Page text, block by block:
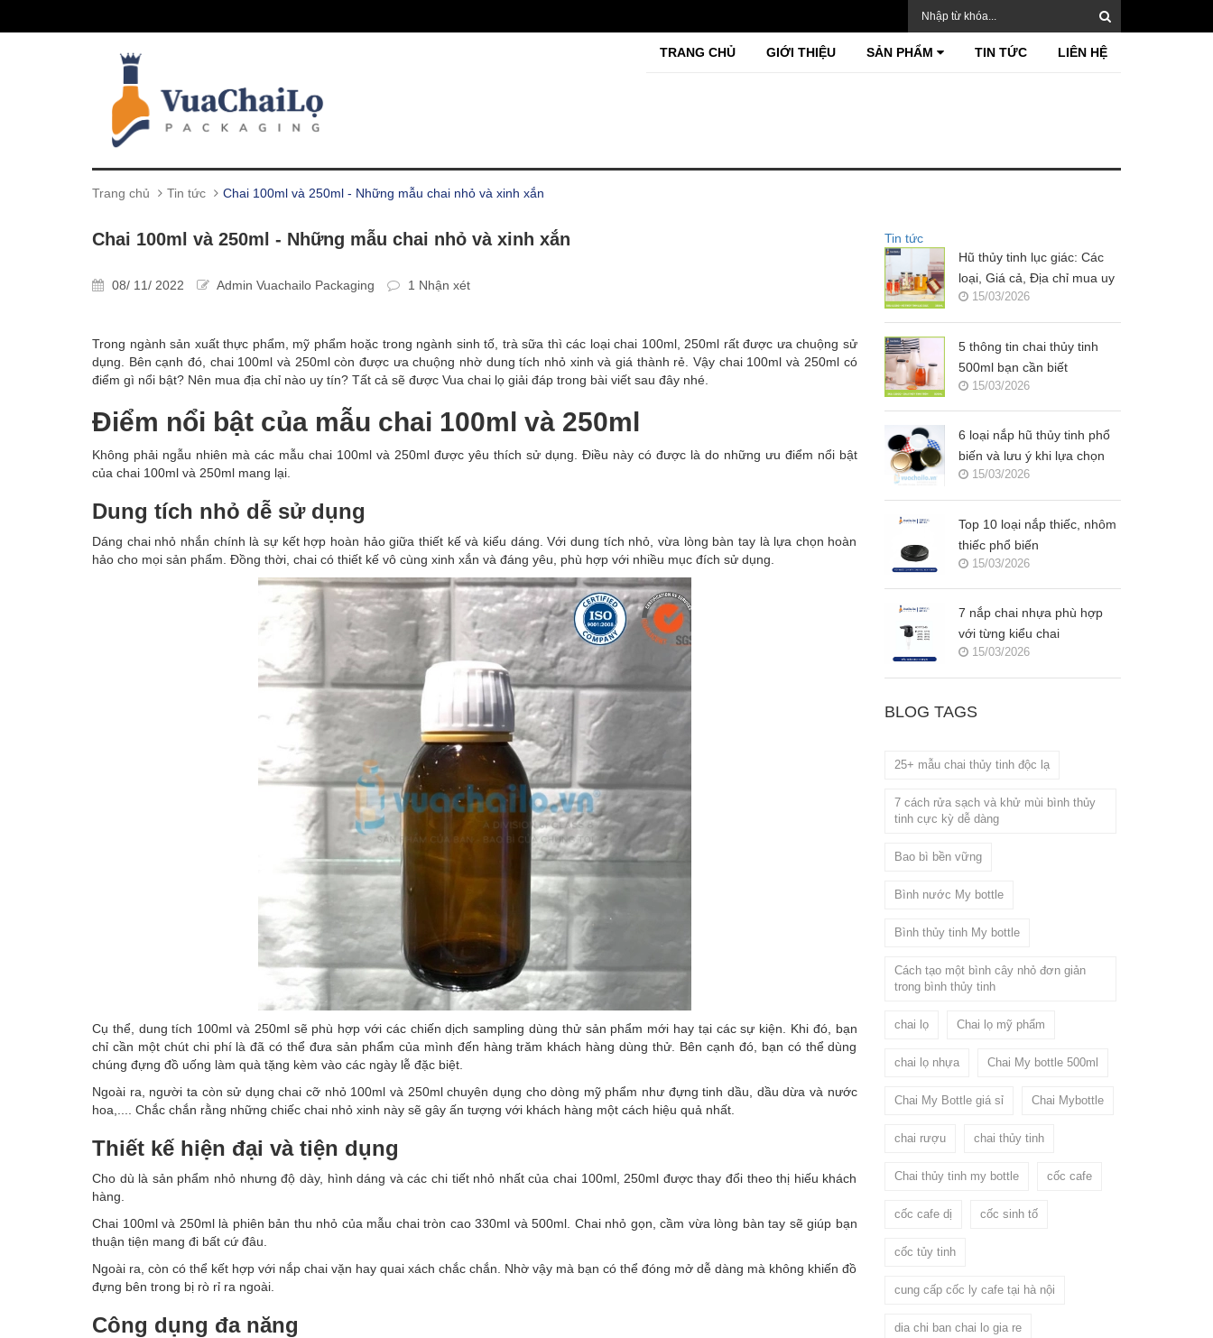
TRANG CHỦ GIỚI THIỆU SẢN PHẨM TIN TỨC LIÊN HỆ
Trang chủ Tin tức Chai 100ml và 250ml - Những mẫu chai nhỏ và xinh xắn
Chai 100ml và 250ml - Những mẫu chai nhỏ và xinh xắn
08/ 11/ 2022 Admin Vuachailo Packaging 1 Nhận xét
Trong ngành sản xuất thực phẩm, mỹ phẩm hoặc trong ngành sinh tố, trà sữa thì các loại chai 100ml, 250ml rất được ưa chuộng sử
dụng. Bên cạnh đó, chai 100ml và 250ml còn được ưa chuộng nhờ dung tích nhỏ xinh và giá thành rẻ. Vậy chai 100ml và 250ml có
điểm gì nổi bật? Nên mua địa chỉ nào uy tín? Tất cả sẽ được Vua chai lọ giải đáp trong bài viết sau đây nhé.
Điểm nổi bật của mẫu chai 100ml và 250ml
Không phải ngẫu nhiên mà các mẫu chai 100ml và 250ml được yêu thích sử dụng. Điều này có được là do những ưu điểm nổi bật
của chai 100ml và 250ml mang lại.
Dung tích nhỏ dễ sử dụng
Dáng chai nhỏ nhắn chính là sự kết hợp hoàn hảo giữa thiết kế và kiểu dáng. Với dung tích nhỏ, vừa lòng bàn tay là lựa chọn hoàn
hảo cho mọi sản phẩm. Đồng thời, chai có thiết kế vô cùng xinh xắn và đáng yêu, phù hợp với nhiều mục đích sử dụng.
Cụ thể, dung tích 100ml và 250ml sẽ phù hợp với các chiến dịch sampling dùng thử sản phẩm mới hay tại các sự kiện. Khi đó, bạn
chỉ cần một chút chi phí là đã có thể đưa sản phẩm của mình đến hàng trăm khách hàng dùng thử. Bên cạnh đó, bạn có thể dùng
chúng đựng đồ uống làm quà tặng kèm vào các ngày lễ đặc biệt.
Ngoài ra, người ta còn sử dụng chai cỡ nhỏ 100ml và 250ml chuyên dụng cho dòng mỹ phẩm như đựng tinh dầu, dầu dừa và nước
hoa,.... Chắc chắn rằng những chiếc chai nhỏ xinh này sẽ gây ấn tượng với khách hàng một cách hiệu quả nhất.
Thiết kế hiện đại và tiện dụng
Cho dù là sản phẩm nhỏ nhưng độ dày, hình dáng và các chi tiết nhỏ nhất của chai 100ml, 250ml được thay đổi theo thị hiếu khách
hàng.
Chai 100ml và 250ml là phiên bản thu nhỏ của mẫu chai tròn cao 330ml và 500ml. Chai nhỏ gọn, cầm vừa lòng bàn tay sẽ giúp bạn
thuận tiện mang đi bất cứ đâu.
Ngoài ra, còn có thể kết hợp với nắp chai vặn hay quai xách chắc chắn. Nhờ vậy mà bạn có thể đóng mở dễ dàng mà không khiến đồ
đựng bên trong bị rò rỉ ra ngoài.
Công dụng đa năng
Tin tức
Hũ thủy tinh lục giác: Các
loại, Giá cả, Địa chỉ mua uy
tín?15/03/2026
5 thông tin chai thủy tinh
500ml bạn cần biết
15/03/2026
6 loại nắp hũ thủy tinh phổ
biến và lưu ý khi lựa chọn
15/03/2026
Top 10 loại nắp thiếc, nhôm
thiếc phổ biến
15/03/2026
7 nắp chai nhựa phù hợp
với từng kiểu chai
15/03/2026
BLOG TAGS
25+ mẫu chai thủy tinh độc lạ
7 cách rửa sạch và khử mùi bình thủy
tinh cực kỳ dễ dàng
Bao bì bền vững
Bình nước My bottle
Bình thủy tinh My bottle
Cách tạo một bình cây nhỏ đơn giản
trong bình thủy tinh
chai lọ Chai lọ mỹ phẩm
chai lọ nhựa Chai My bottle 500ml
Chai My Bottle giá sỉ Chai Mybottle
chai rượu chai thủy tinh
Chai thủy tinh my bottle cốc cafe
cốc cafe dị cốc sinh tố
cốc tủy tinh
cung cấp cốc ly cafe tại hà nội
dia chi ban chai lo gia re